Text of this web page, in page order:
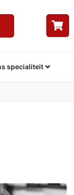
specialiteit